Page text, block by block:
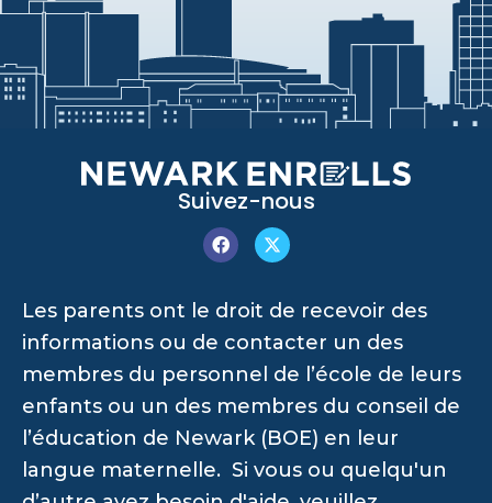
Suivez-nous
Les parents ont le droit de recevoir des
informations ou de contacter un des
membres du personnel de l’école de leurs
enfants ou un des membres du conseil de
l’éducation de Newark (BOE) en leur
langue maternelle. Si vous ou quelqu'un